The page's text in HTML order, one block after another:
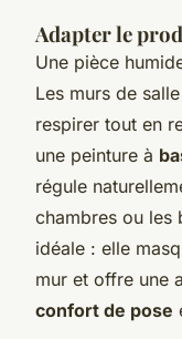
Adapter le
Une pièce
Les murs de
respirer tout en
une peinture à
régule
chambres ou les
idéale : elle
mur et offre une
confort de pose